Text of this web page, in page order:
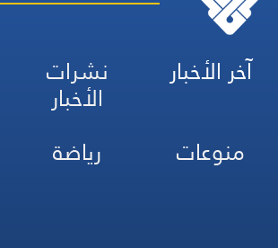
آخر الأخبار نشرات
الأخبار
منوعات
رياضة